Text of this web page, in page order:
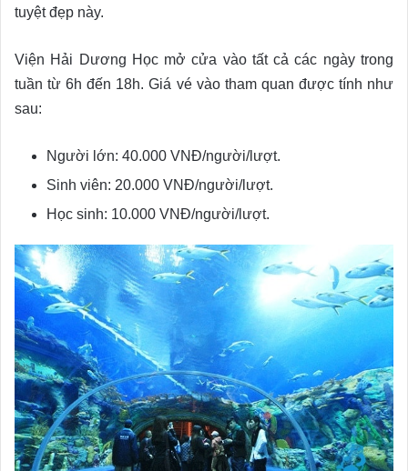
tuyệt đẹp này.
Viện Hải Dương Học mở cửa vào tất cả các ngày trong
tuần từ 6h đến 18h. Giá vé vào tham quan được tính như
sau:
Người lớn: 40.000 VNĐ/người/lượt.
Sinh viên: 20.000 VNĐ/người/lượt.
Học sinh: 10.000 VNĐ/người/lượt.